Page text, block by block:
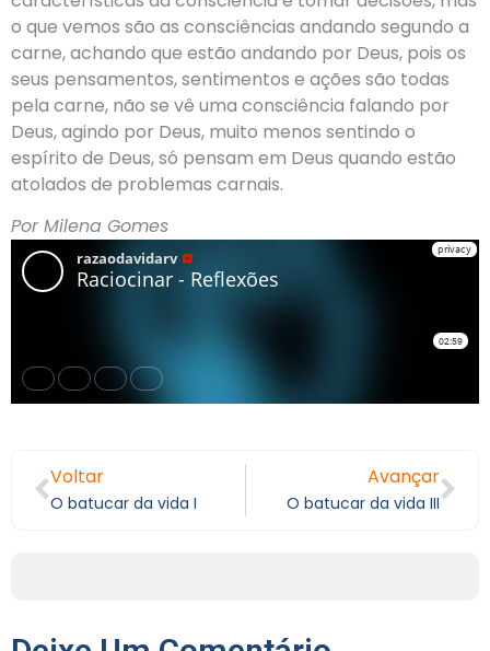
o que vemos são as consciências andando segundo a
carne, achando que estão andando por Deus, pois os
seus pensamentos, sentimentos e ações são todas
pela carne, não se vê uma consciência falando por
Deus, agindo por Deus, muito menos sentindo o
espírito de Deus, só pensam em Deus quando estão
atolados de problemas carnais.
Por Milena Gomes
Voltar
O batucar da vida I
Avançar
O batucar da vida III